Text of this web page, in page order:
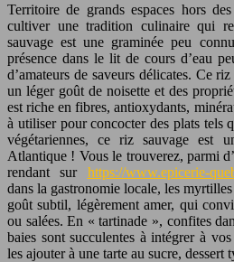
Territoire de grands espaces hors
cultiver une tradition culinaire qui
sauvage est une graminée peu
présence dans le lit de cours d’eau
d’amateurs de saveurs délicates. Ce
un léger goût de noisette et des
est riche en fibres, antioxydants,
à utiliser pour concocter des plats tels
végétariennes, ce riz sauvage est
Atlantique ! Vous le trouverez, parmi
rendant sur https://www.epicerie-
dans la gastronomie locale, les
goût subtil, légèrement amer, qui
ou salées. En « tartinade », confites
baies sont succulentes à intégrer à
les ajouter à une tarte au sucre, dessert